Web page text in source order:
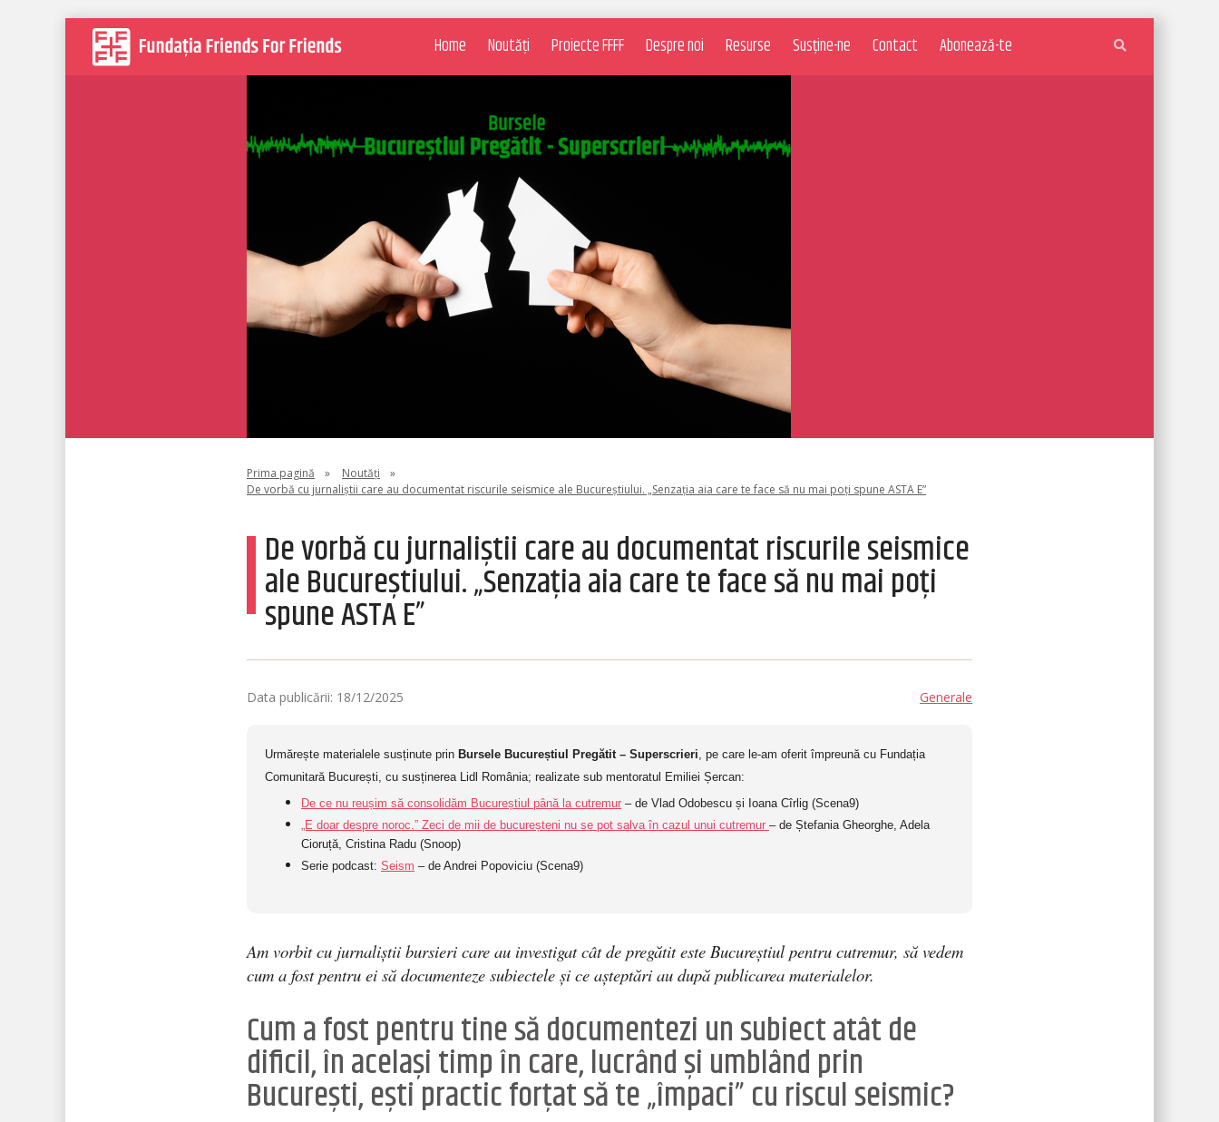
Home Noutăți Proiecte FFFF Despre noi Resurse Susține-ne Contact Abonează-te
Prima pagină » Noutăți
»
De vorbă cu jurnaliștii care au documentat riscurile seismice ale Bucureștiului. „Senzația aia care te face să nu mai poți spune ASTA E”
De vorbă cu jurnaliștii care au documentat riscurile seismice
ale Bucureștiului. „Senzația aia care te face să nu mai poți
spune ASTA E”
Data publicării: 18/12/2025 Generale
Urmărește materialele susținute prin Bursele Bucureștiul Pregătit – Superscrieri, pe care le-am oferit împreună cu Fundația
Comunitară București, cu susținerea Lidl România; realizate sub mentoratul Emiliei Șercan:
De ce nu reușim să consolidăm Bucureștiul până la cutremur – de Vlad Odobescu și Ioana Cîrlig (Scena9)
„E doar despre noroc.” Zeci de mii de bucureșteni nu se pot salva în cazul unui cutremur – de Ștefania Gheorghe, Adela
Cioruță, Cristina Radu (Snoop)
Serie podcast: Seism – de Andrei Popoviciu (Scena9)
Am vorbit cu jurnaliștii bursieri care au investigat cât de pregătit este Bucureștiul pentru cutremur, să vedem
cum a fost pentru ei să documenteze subiectele și ce așteptări au după publicarea materialelor.
Cum a fost pentru tine să documentezi un subiect atât de
dificil, în același timp în care, lucrând și umblând prin
București, ești practic forțat să te „împaci” cu riscul seismic?